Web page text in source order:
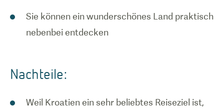
Sie können ein wunderschönes Land praktisch
nebenbei entdecken
Nachteile:
Weil Kroatien ein sehr beliebtes Reiseziel ist,